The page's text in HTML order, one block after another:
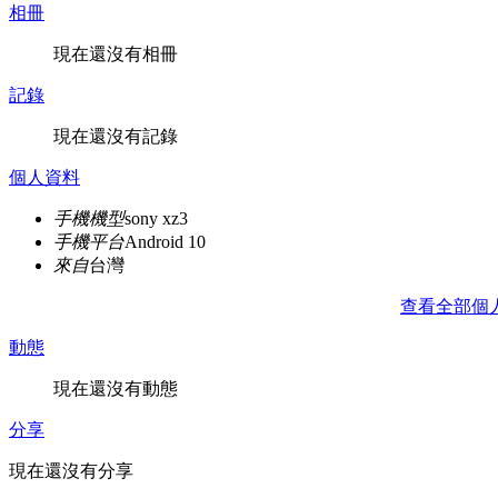
相冊
現在還沒有相冊
記錄
現在還沒有記錄
個人資料
手機機型sony xz3
手機平台Android 10
來自台灣
查看全部個
動態
現在還沒有動態
分享
現在還沒有分享